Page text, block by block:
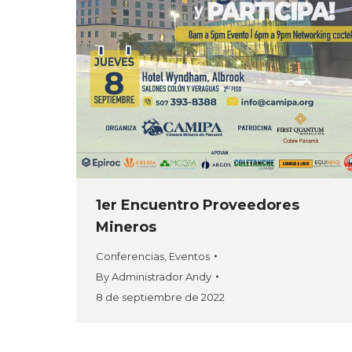
1er Encuentro Proveedores
Mineros
Conferencias Eventos
ByAdministrador Andy
8 de septiembre de 2022